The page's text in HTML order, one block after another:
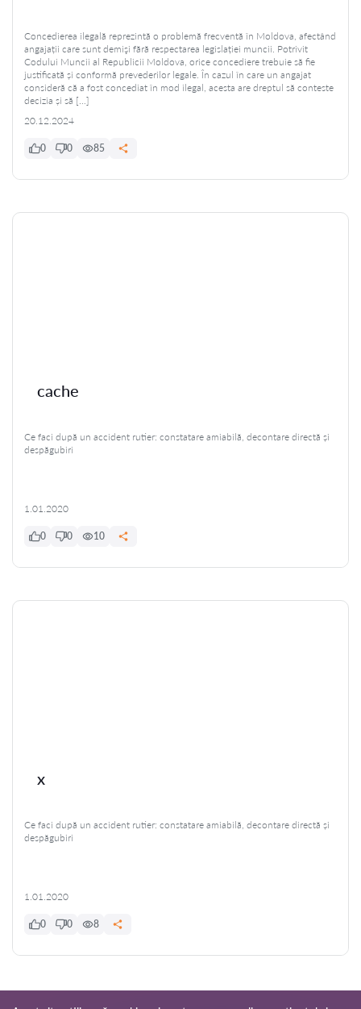
Concedierea ilegală reprezintă o problemă frecventă în Moldova, afectând
angajații care sunt demişi fără respectarea legislației muncii. Potrivit
Codului Muncii al Republicii Moldova, orice concediere trebuie să fie
justificată și conformă prevederilor legale. În cazul în care un angajat
consideră că a fost concediat în mod ilegal, acesta are dreptul să conteste
decizia și să […]
20.12.2024
0 0 85
cache
Ce faci după un accident rutier: constatare amiabilă, decontare directă și
despăgubiri
1.01.2020
0 0 10
x
Ce faci după un accident rutier: constatare amiabilă, decontare directă și
despăgubiri
1.01.2020
0 0 8